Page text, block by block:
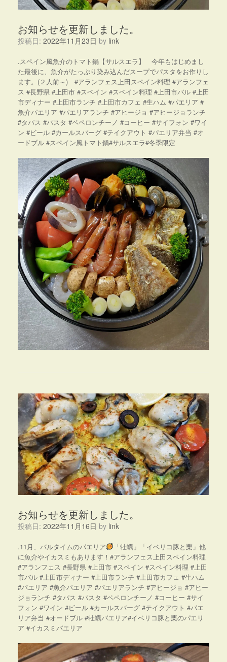
お知らせを更新しました。
投稿日: 2022年11月23日 by link
.スペイン風魚介のトマト鍋【サルスエラ】 今年もはじめまし
た最後に、魚介がたっぷり染み込んだスープでパスタをお作りし
ます。(２人前～) #アランフェス上田スペイン料理 #アランフェ
ス #長野県 #上田市 #スペイン #スペイン料理 #上田市バル #上田
市ディナー #上田市ランチ #上田市カフェ #生ハム #パエリア #
魚介パエリア #パエリアランチ #アヒージョ #アヒージョランチ
#タパス #パスタ #ペペロンチーノ #コーヒー #サイフォン #ワイ
ン #ビール #カールスバーグ #テイクアウト #パエリア弁当 #オ
ードブル #スペイン風トマト鍋#サルスエラ#冬季限定
お知らせを更新しました。
投稿日: 2022年11月16日 by link
.11月、バルタイムのパエリア
「牡蠣」「イベリコ豚と栗」他
に魚介やイカスミもあります！#アランフェス上田スペイン料理
#アランフェス #長野県 #上田市 #スペイン #スペイン料理 #上田
市バル #上田市ディナー #上田市ランチ #上田市カフェ #生ハム
#パエリア #魚介パエリア #パエリアランチ #アヒージョ #アヒー
ジョランチ #タパス #パスタ #ペペロンチーノ #コーヒー #サイ
フォン #ワイン #ビール #カールスバーグ #テイクアウト #パエ
リア弁当 #オードブル #牡蠣パエリア#イベリコ豚と栗のパエリ
ア #イカスミパエリア